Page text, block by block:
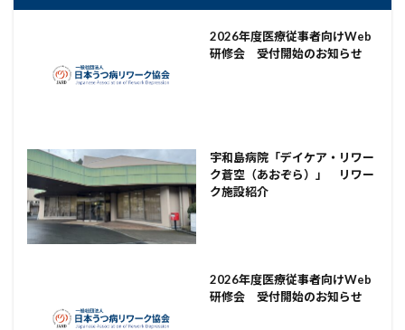
2026年度医療従事者向けWeb
研修会 受付開始のお知らせ
宇和島病院「デイケア・リワー
ク蒼空（あおぞら）」 リワー
ク施設紹介
2026年度医療従事者向けWeb
研修会 受付開始のお知らせ